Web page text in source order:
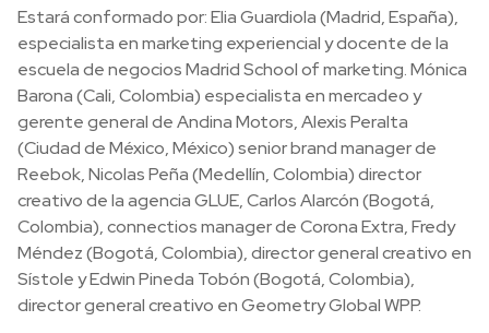
Estará conformado por: Elia Guardiola (Madrid, España),
especialista en marketing experiencial y docente de la
escuela de negocios Madrid School of marketing. Mónica
Barona (Cali, Colombia) especialista en mercadeo y
gerente general de Andina Motors, Alexis Peralta
(Ciudad de México, México) senior brand manager de
Reebok, Nicolas Peña (Medellín, Colombia) director
creativo de la agencia GLUE, Carlos Alarcón (Bogotá,
Colombia), connectios manager de Corona Extra, Fredy
Méndez (Bogotá, Colombia), director general creativo en
Sístole y Edwin Pineda Tobón (Bogotá, Colombia),
director general creativo en Geometry Global WPP.